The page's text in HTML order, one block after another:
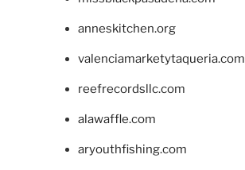
anneskitchen.org
valenciamarketytaqueria.com
reefrecordsllc.com
alawaffle.com
aryouthfishing.com